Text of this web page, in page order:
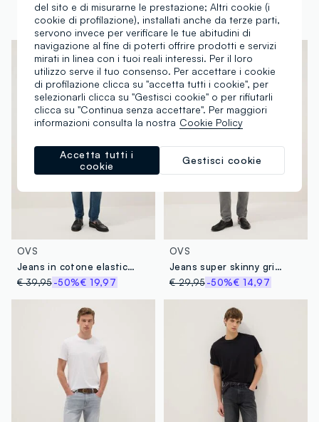
Jeans skinny fit con scoloriture
€ 39,95-70%€ 11,98
€ 29,95-50%€ 14,97
OVS
Jeans in cotone elasticizzato blu skinny fit
€ 39,95-50%€ 19,97
OVS
Jeans super skinny grigi in misto cotone
€ 29,95 -50%€ 14,97
del sito e di misurarne le prestazione; Altri cookie (i
cookie di profilazione), installati anche da terze parti,
servono invece per verificare le tue abitudini di
navigazione al fine di poterti offrire prodotti e servizi
mirati in linea con i tuoi reali interessi. Per il loro
utilizzo serve il tuo consenso. Per accettare i cookie
di profilazione clicca su "accetta tutti i cookie", per
selezionarli clicca su "Gestisci cookie" o per rifiutarli
clicca su "Continua senza accettare". Per maggiori
informazioni consulta la nostra Cookie Policy
Gestisci cookie
Accetta tutti i
cookie